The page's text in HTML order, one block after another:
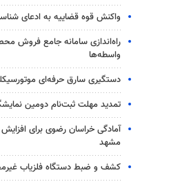
واکنش قوه قضاییه به ادعای
راه‌اندازی سامانه جامع فروش
واسطه‌ها
دستگیری سارق حرفه‌ای
تمدید مهلت ثبت‌نام دومین نمایشگاه «فر
مشهد
کشف و ضبط دستگاه فلزیاب